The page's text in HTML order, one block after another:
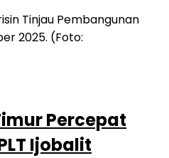
Percepat
Ijobalit